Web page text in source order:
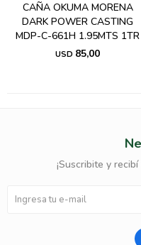
CAÑA OKUMA MORENA
DARK POWER CASTING
MDP-C-661H 1.95MTS 1TR
USD 85,00
¡Suscribite y